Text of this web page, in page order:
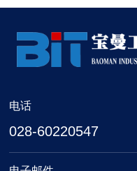
电话
028-60220547